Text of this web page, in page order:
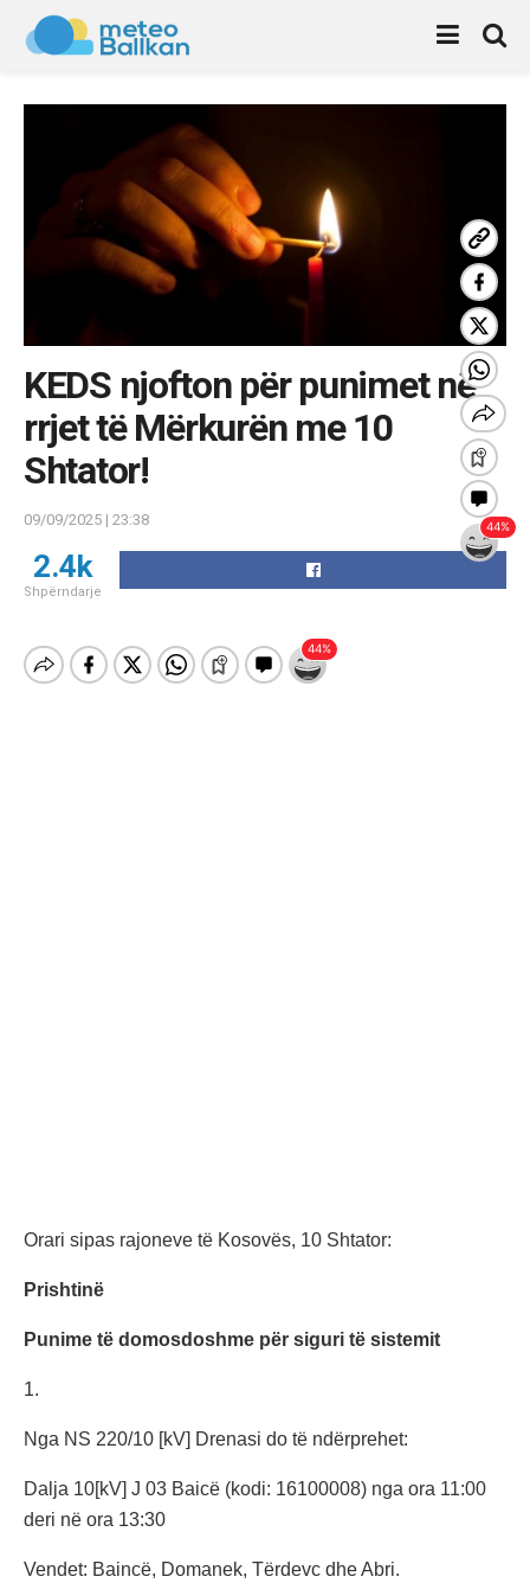
KEDS njofton për punimet në
rrjet të Mërkurën me 10
Shtator!
09/09/2025 | 23:38
2.4k
Shpërndarje
Orari sipas rajoneve të Kosovës, 10 Shtator:
Prishtinë
Punime të domosdoshme për siguri të sistemit
1.
Nga NS 220/10 [kV] Drenasi do të ndërprehet:
Dalja 10[kV] J 03 Baicë (kodi: 16100008) nga ora 11:00
deri në ora 13:30
Vendet: Baincë, Domanek, Tërdevc dhe Abri.